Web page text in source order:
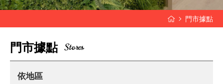
門市據點
門市據點 Stores
依地區